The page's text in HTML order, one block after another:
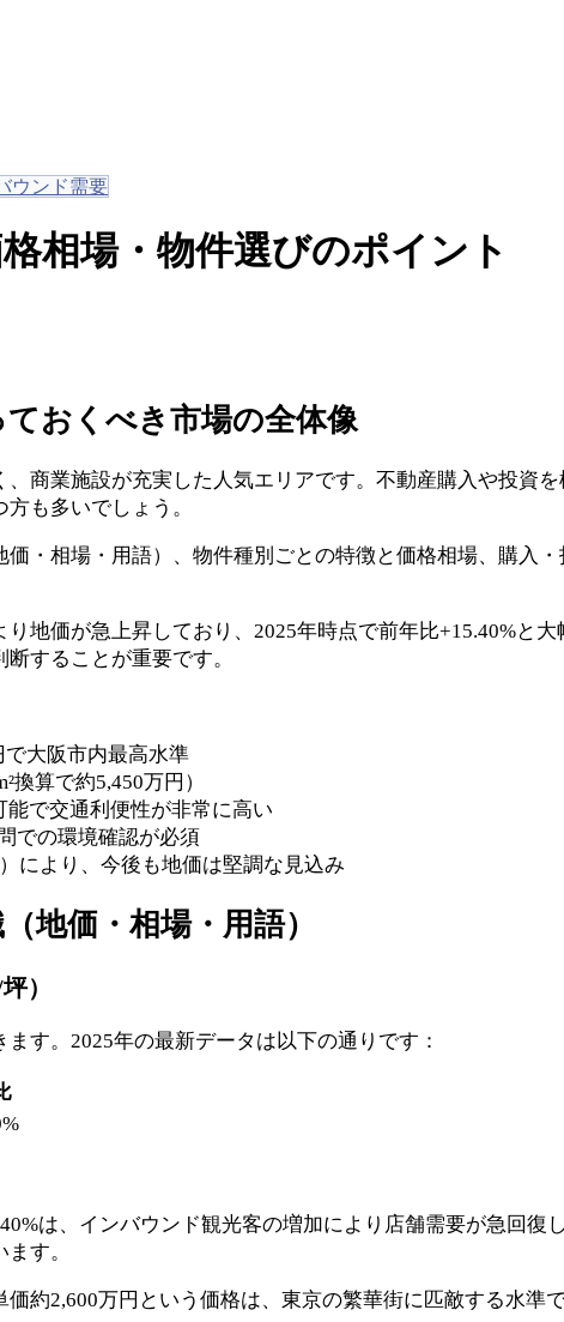
ウンド需要
相場・物件選びのポイント
おくべき市場の全体像
商業施設が充実した人気エリアです。不動産購入や投資
も多いでしょう。
・相場・用語）、物件種別ごとの特徴と価格相場、購入
地価が急上昇しており、2025年時点で前年比+15.40%と
することが重要です。
大阪市内最高水準
換算で約5,450万円）
で交通利便性が非常に高い
での環境確認が必須
により、今後も地価は堅調な見込み
地価・相場・用語）
）
す。2025年の最新データは以下の通りです：
は、インバウンド観光客の増加により店舗需要が急回
す。
価約2,600万円という価格は、東京の繁華街に匹敵する水準